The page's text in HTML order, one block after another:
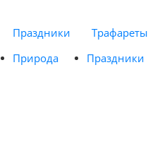
Праздники
Трафареты
Природа
Праздники